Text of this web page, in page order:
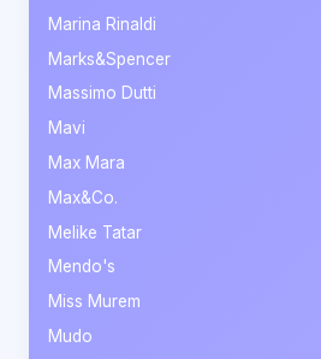
Marina Rinaldi
Marks&Spencer
Massimo Dutti
Mavi
Max Mara
Max&Co.
Melike Tatar
Mendo's
Miss Murem
Mudo